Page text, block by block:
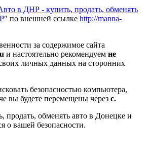
в ДНР - купить, продать, обменять
" по внешней ссылке http://manna-
за содержимое сайта
и настоятельно рекомендуем не
личных данных на сторонних
безопасностью компьютера,
вы будете перемещены через с.
обменять авто в Донецке и
о вашей безопасности.